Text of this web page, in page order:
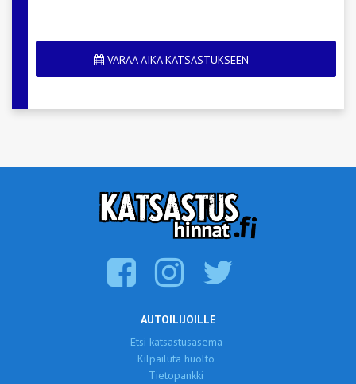
VARAA AIKA KATSASTUKSEEN
AUTOILIJOILLE
Etsi katsastusasema
Kilpailuta huolto
Tietopankki